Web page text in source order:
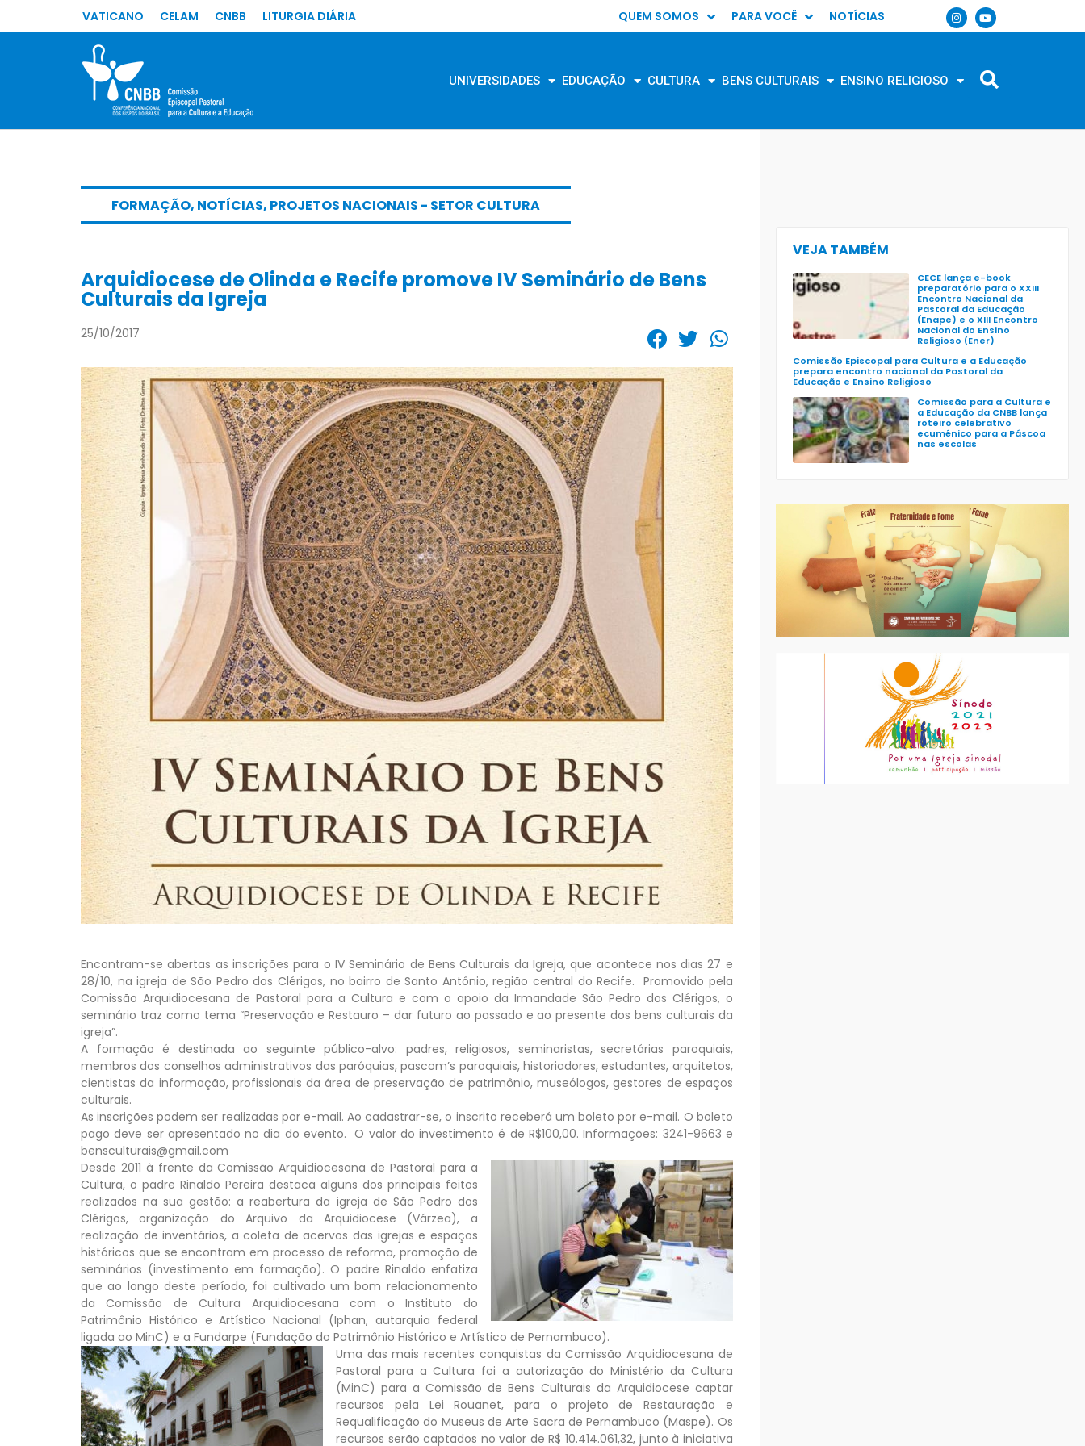
VATICANO CELAM CNBB LITURGIA DIÁRIA QUEM SOMOS PARA VOCÊ NOTÍCIAS
UNIVERSIDADES EDUCAÇÃO CULTURA BENS CULTURAIS ENSINO RELIGIOSO
FORMAÇÃO, NOTÍCIAS, PROJETOS NACIONAIS - SETOR CULTURA
Arquidiocese de Olinda e Recife promove IV Seminário de Bens
Culturais da Igreja
25/10/2017
Encontram-se abertas as inscrições para o IV Seminário de Bens Culturais da Igreja, que acontece nos dias 27 e
28/10, na igreja de São Pedro dos Clérigos, no bairro de Santo Antônio, região central do Recife. Promovido pela
Comissão Arquidiocesana de Pastoral para a Cultura e com o apoio da Irmandade São Pedro dos Clérigos, o
seminário traz como tema “Preservação e Restauro – dar futuro ao passado e ao presente dos bens culturais da
igreja”.
A formação é destinada ao seguinte público-alvo: padres, religiosos, seminaristas, secretárias paroquiais,
membros dos conselhos administrativos das paróquias, pascom’s paroquiais, historiadores, estudantes, arquitetos,
cientistas da informação, profissionais da área de preservação de patrimônio, museólogos, gestores de espaços
culturais.
As inscrições podem ser realizadas por e-mail. Ao cadastrar-se, o inscrito receberá um boleto por e-mail. O boleto
pago deve ser apresentado no dia do evento. O valor do investimento é de R$100,00. Informações: 3241-9663 e
bensculturais@gmail.com
Desde 2011 à frente da Comissão Arquidiocesana de Pastoral para a
Cultura, o padre Rinaldo Pereira destaca alguns dos principais feitos
realizados na sua gestão: a reabertura da igreja de São Pedro dos
Clérigos, organização do Arquivo da Arquidiocese (Várzea), a
realização de inventários, a coleta de acervos das igrejas e espaços
históricos que se encontram em processo de reforma, promoção de
seminários (investimento em formação). O padre Rinaldo enfatiza
que ao longo deste período, foi cultivado um bom relacionamento
da Comissão de Cultura Arquidiocesana com o Instituto do
Patrimônio Histórico e Artístico Nacional (Iphan, autarquia federal
ligada ao MinC) e a Fundarpe (Fundação do Patrimônio Histórico e Artístico de Pernambuco).
Uma das mais recentes conquistas da Comissão Arquidiocesana de
Pastoral para a Cultura foi a autorização do Ministério da Cultura
(MinC) para a Comissão de Bens Culturais da Arquidiocese captar
recursos pela Lei Rouanet, para o projeto de Restauração e
Requalificação do Museus de Arte Sacra de Pernambuco (Maspe). Os
recursos serão captados no valor de R$ 10.414.061,32, junto à iniciativa
VEJA TAMBÉM
CECE lança e-book
preparatório para o XXIII
Encontro Nacional da
Pastoral da Educação
(Enape) e o XIII Encontro
Nacional do Ensino
Religioso (Ener)
Comissão Episcopal para Cultura e a Educação
prepara encontro nacional da Pastoral da
Educação e Ensino Religioso
Comissão para a Cultura e
a Educação da CNBB lança
roteiro celebrativo
ecumênico para a Páscoa
nas escolas